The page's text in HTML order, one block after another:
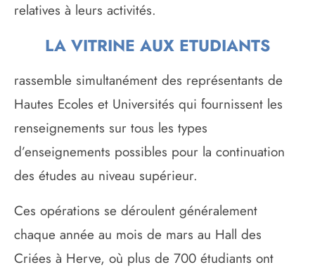
relatives à leurs activités.
LA VITRINE AUX ETUDIANTS
rassemble simultanément des représentants de
Hautes Ecoles et Universités qui fournissent les
renseignements sur tous les types
d’enseignements possibles pour la continuation
des études au niveau supérieur.
Ces opérations se déroulent généralement
chaque année au mois de mars au Hall des
Criées à Herve, où plus de 700 étudiants ont